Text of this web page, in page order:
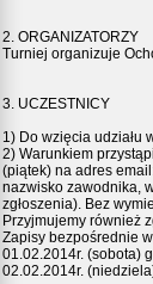
2. ORGANIZATORZY
Turniej organizuje
3. UCZESTNICY
1) Do wzięcia udziału
2) Warunkiem
(piątek) na adres
nazwisko zawodnika,
zgłoszenia). Bez
Przyjmujemy również
Zapisy bezpośrednie
01.02.2014r. (sobota)
02.02.2014r.